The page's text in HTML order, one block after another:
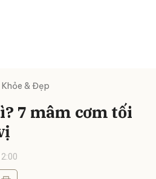
Khỏe & Đẹp
7 mâm cơm tối